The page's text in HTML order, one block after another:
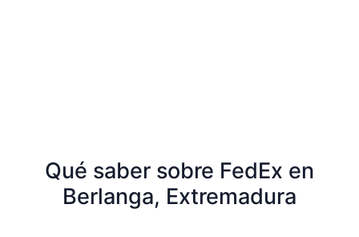
Qué saber sobre FedEx en
Berlanga, Extremadura